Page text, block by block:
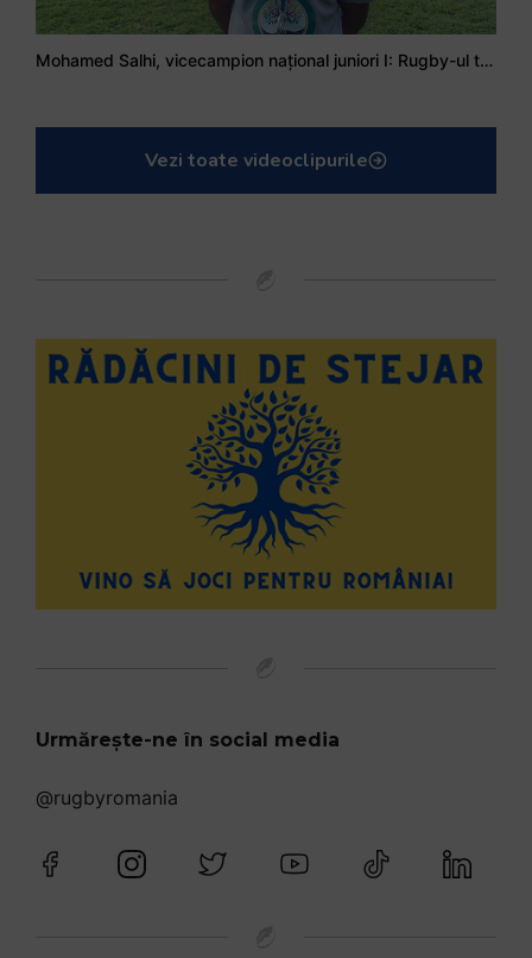
Mohamed Salhi, vicecampion național juniori I: Rugby-ul te învață să accepți și înfrângerile
Vezi toate videoclipurile
Urmărește-ne în social media
@rugbyromania